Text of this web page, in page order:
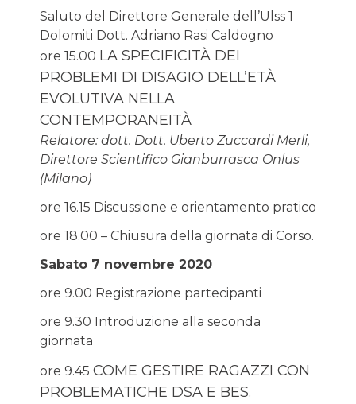
Saluto del Direttore Generale dell’Ulss 1
Dolomiti Dott. Adriano Rasi Caldogno
ore 15.00 LA SPECIFICITÀ DEI
PROBLEMI DI DISAGIO DELL’ETÀ
EVOLUTIVA NELLA
CONTEMPORANEITÀ
Relatore: dott. Dott. Uberto Zuccardi Merli,
Direttore Scientifico Gianburrasca Onlus
(Milano)
ore 16.15 Discussione e orientamento pratico
ore 18.00 – Chiusura della giornata di Corso.
Sabato 7 novembre 2020
ore 9.00 Registrazione partecipanti
ore 9.30 Introduzione alla seconda
giornata
ore 9.45 COME GESTIRE RAGAZZI CON
PROBLEMATICHE DSA E BES.